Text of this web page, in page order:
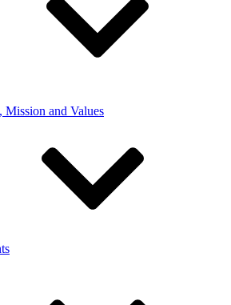
Mission and Values